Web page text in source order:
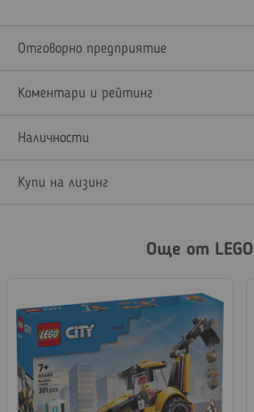
Отговорно предприятие
Коментари и рейтинг
Наличности
Купи на лизинг
Още от LEGO